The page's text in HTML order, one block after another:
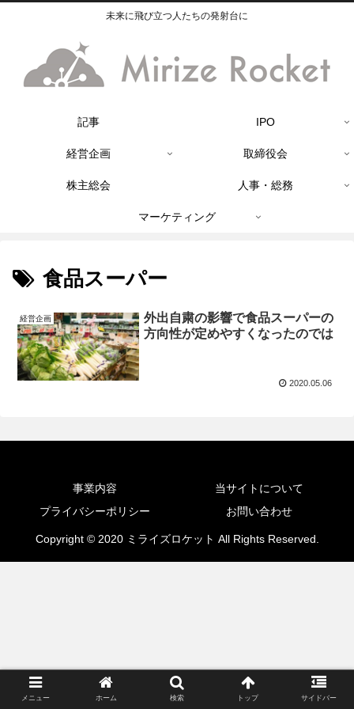
未来に飛び立つ人たちの発射台に
記事 IPO
経営企画 取締役会
株主総会 人事・総務
マーケティング
食品スーパー
経営企画
外出自粛の影響で食品スーパーの
方向性が定めやすくなったのでは
2020.05.06
事業内容
当サイトについて
プライバシーポリシー
お問い合わせ
Copyright © 2020 ミライズロケット All Rights Reserved.
メニュー ホーム 検索 トップ サイドバー